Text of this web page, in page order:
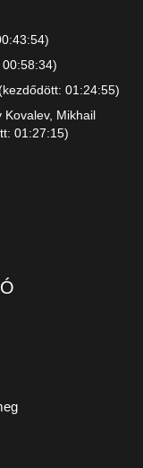
01:24:55)
Kovalev, Mikhail
01:27:15)